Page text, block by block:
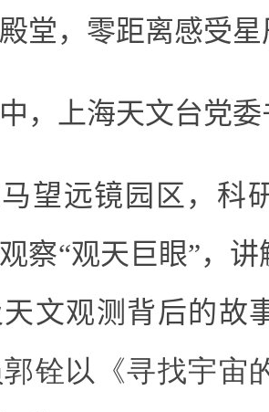
堂，零距离感受
，上海天文台党
望远镜园区，科
察“观天巨眼”，
文观测背后的故
铨以《寻找宇宙